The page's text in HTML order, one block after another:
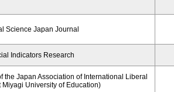
Science Japan Journal
Indicators Research
the Japan Association of International Liberal
Miyagi University of Education)